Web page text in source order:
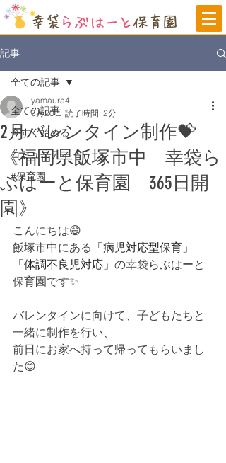
記事
全ての記事
今すぐ始める
コミュニティ
#保育園
全ての記事
2月バレンタイン制作💝
《福岡県飯塚市中 幸袋ら
ぶはーと保育園 365日開
園》
yamaura4
3月20日 読了時間: 2分
こんにちは😄
飯塚市中にある 「病児対応型保育」
「体調不良児対応」 の幸袋らぶはーと
保育園です✨
バレンタインに向けて、子どもたちと
一緒に制作を行い、
前日にお家へ持って帰ってもらいまし
た😊